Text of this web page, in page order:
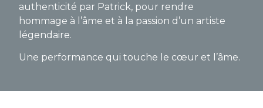
authenticité par Patrick, pour rendre
hommage à l’âme et à la passion d’un artiste
légendaire.
Une performance qui touche le cœur et l’âme.